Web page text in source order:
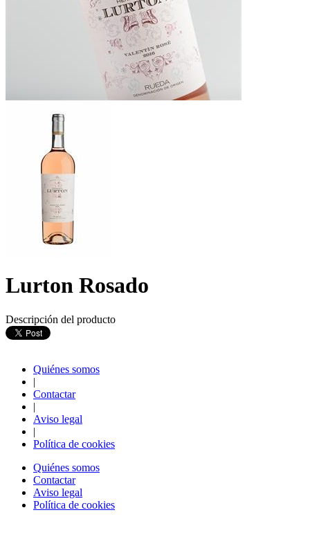
Lurton Rosado
Descripción del producto
Quiénes somos
|
Contactar
|
Aviso legal
|
Política de cookies
Quiénes somos
Contactar
Aviso legal
Política de cookies